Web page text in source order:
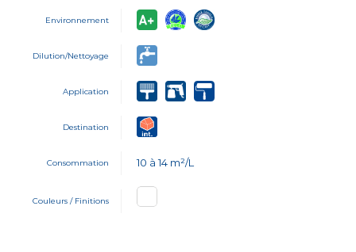
Environnement
Dilution/Nettoyage
Application
Destination
Consommation 10 à 14 m²/L
Couleurs / Finitions